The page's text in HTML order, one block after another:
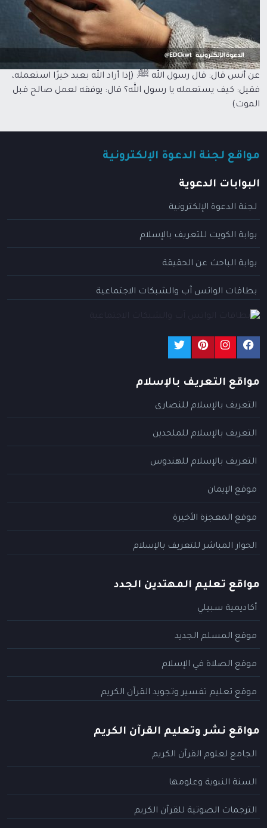
عن أنس قال: قال رسول الله ﷺ: (إذا أراد الله بعبد خيرًا استعمله،
فقيل: كيف يستعمله يا رسول الله؟ قال: يوفقه لعمل صالح قبل
الموت)
مواقع لجنة الدعوة الإلكترونية
البوابات الدعوية
لجنة الدعوة الإلكترونية
بوابة الكويت للتعريف بالإسلام
بوابة الباحث عن الحقيقة
بطاقات الواتس آب والشبكات الاجتماعية
مواقع التعريف بالإسلام
التعريف بالإسلام للنصارى
التعريف بالإسلام للملحدين
التعريف بالإسلام للهندوس
موقع الإيمان
موقع المعجزة الأخيرة
الحوار المباشر للتعريف بالإسلام
مواقع تعليم المهتدين الجدد
أكاديمية سبيلي
موقع المسلم الجديد
موقع الصلاة في الإسلام
موقع تعليم تفسير وتجويد القرآن الكريم
مواقع نشر وتعليم القرآن الكريم
الجامع لعلوم القرآن الكريم
السنة النبوية وعلومها
الترجمات الصوتية للقرآن الكريم